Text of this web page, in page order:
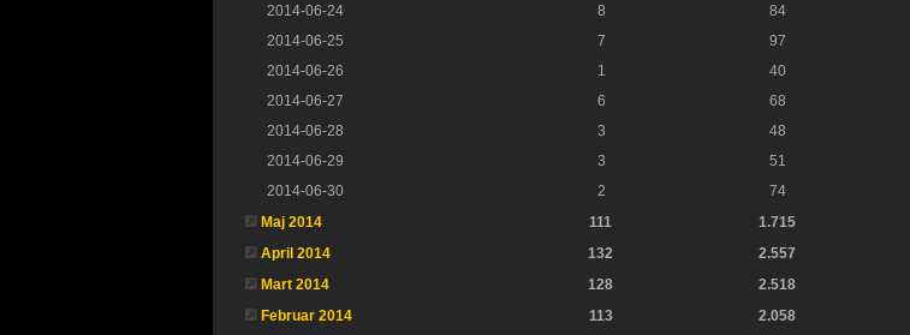
2014-06-24
8 84
2014-06-25
7 97
2014-06-26
1 40
2014-06-27
6 68
2014-06-28
3 48
2014-06-29
3 51
2014-06-30
2 74
Maj 2014
111 1.715
April 2014
132 2.557
Mart 2014
128 2.518
Februar 2014
113 2.058